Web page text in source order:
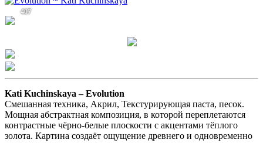
407
Kati Kuchinskaya –Evolution
Смешанная техника, Акрил, Текстурирующая паста, песок.
Мощная абстрактная композиция, в которой переплетаются
контрастные чёрно-белые плоскости с акцентами тёплого
золота. Картина создаёт ощущение древнего и одновременно